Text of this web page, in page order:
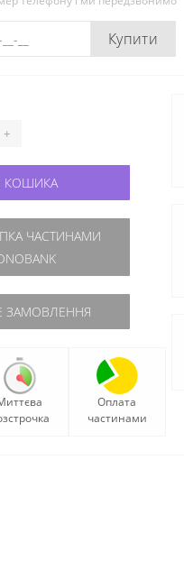
Купити
+
КОШИКА
ЗАМОВЛЕННЯ
Оплата
частинами